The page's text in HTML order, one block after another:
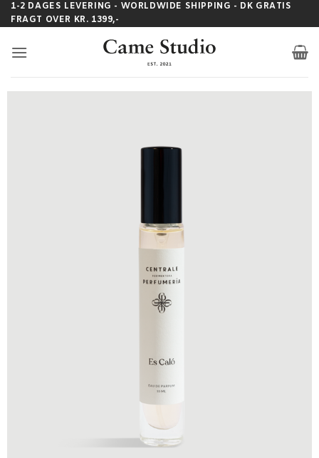
Fortsæt
til
1-2 DAGES LEVERING - WORLDWIDE SHIPPING - DK GRATIS
FRAGT OVER KR. 1399,-